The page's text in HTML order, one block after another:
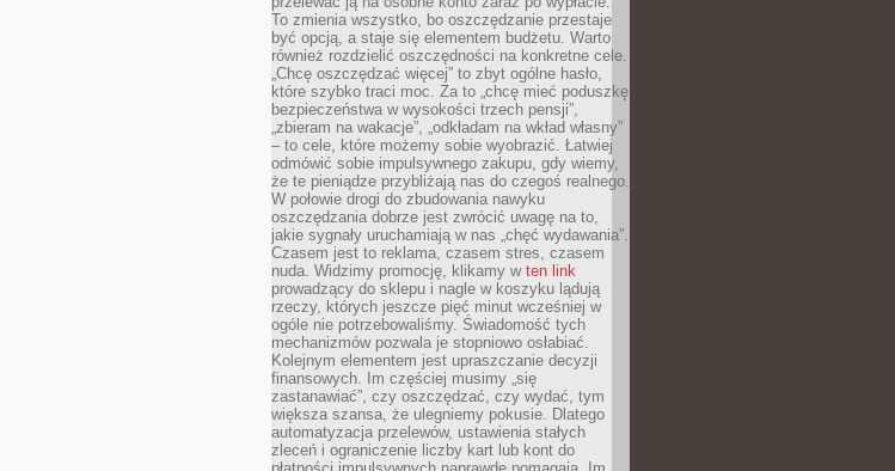
To zmienia wszystko, bo oszczędzanie przestaje
być opcją, a staje się elementem budżetu. Warto
również rozdzielić oszczędności na konkretne cele.
„Chcę oszczędzać więcej” to zbyt ogólne hasło,
które szybko traci moc. Za to „chcę mieć poduszkę
bezpieczeństwa w wysokości trzech pensji”,
„zbieram na wakacje”, „odkładam na wkład własny”
– to cele, które możemy sobie wyobrazić. Łatwiej
odmówić sobie impulsywnego zakupu, gdy wiemy,
że te pieniądze przybliżają nas do czegoś realnego.
W połowie drogi do zbudowania nawyku
oszczędzania dobrze jest zwrócić uwagę na to,
jakie sygnały uruchamiają w nas „chęć wydawania”.
Czasem jest to reklama, czasem stres, czasem
nuda. Widzimy promocję, klikamy w ten link
prowadzący do sklepu i nagle w koszyku lądują
rzeczy, których jeszcze pięć minut wcześniej w
ogóle nie potrzebowaliśmy. Świadomość tych
mechanizmów pozwala je stopniowo osłabiać.
Kolejnym elementem jest upraszczanie decyzji
finansowych. Im częściej musimy „się
zastanawiać”, czy oszczędzać, czy wydać, tym
większa szansa, że ulegniemy pokusie. Dlatego
automatyzacja przelewów, ustawienia stałych
zleceń i ograniczenie liczby kart lub kont do